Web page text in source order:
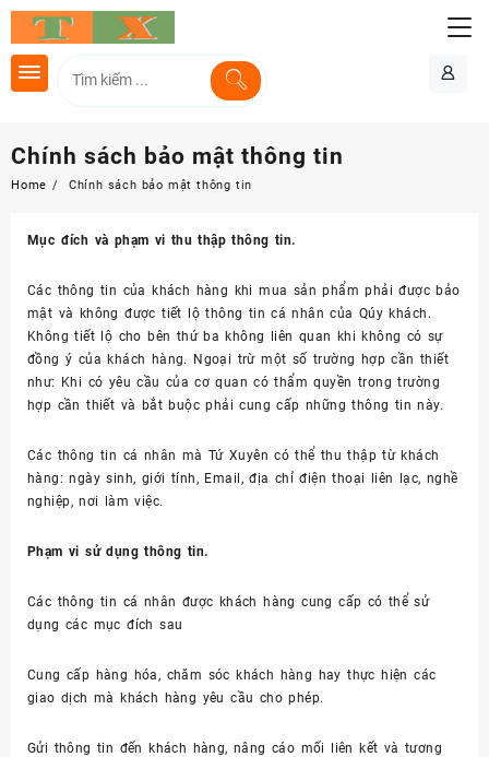
Chính sách bảo mật thông tin
Home Chính sách bảo mật thông tin
Mục đích và phạm vi thu thập thông tin.
Các thông tin của khách hàng khi mua sản phẩm phải được bảo
mật và không được tiết lộ thông tin cá nhân của Qúy khách.
Không tiết lộ cho bên thứ ba không liên quan khi không có sự
đồng ý của khách hàng. Ngoại trừ một số trường hợp cần thiết
như: Khi có yêu cầu của cơ quan có thẩm quyền trong trường
hợp cần thiết và bắt buộc phải cung cấp những thông tin này.
Các thông tin cá nhân mà Tứ Xuyên có thể thu thập từ khách
hàng: ngày sinh, giới tính, Email, địa chỉ điện thoại liên lạc, nghề
nghiệp, nơi làm việc.
Phạm vi sử dụng thông tin.
Các thông tin cá nhân được khách hàng cung cấp có thể sử
dụng các mục đích sau
Cung cấp hàng hóa, chăm sóc khách hàng hay thực hiện các
giao dịch mà khách hàng yêu cầu cho phép.
Gửi thông tin đến khách hàng, nâng cáo mối liên kết và tương